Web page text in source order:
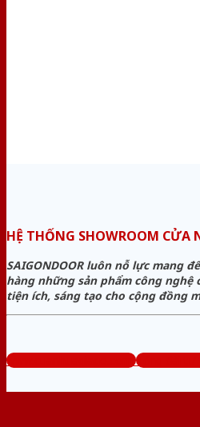
HỆ THỐNG SHOWROOM CỬA
SAIGONDOOR luôn nỗ lực mang
hàng những sản phẩm công nghệ
tiện ích, sáng tạo cho cộng đồng
www.cuanhuagiago.com Tổng đài tư